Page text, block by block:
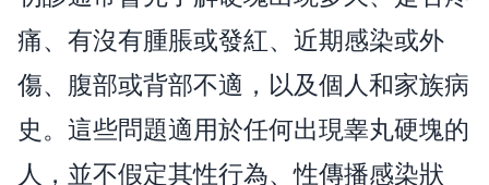
痛、有沒有腫脹或發紅、近期感染或外
傷、腹部或背部不適，以及個人和家族病
史。這些問題適用於任何出現睾丸硬塊的
人，並不假定其性行為、性傳播感染狀